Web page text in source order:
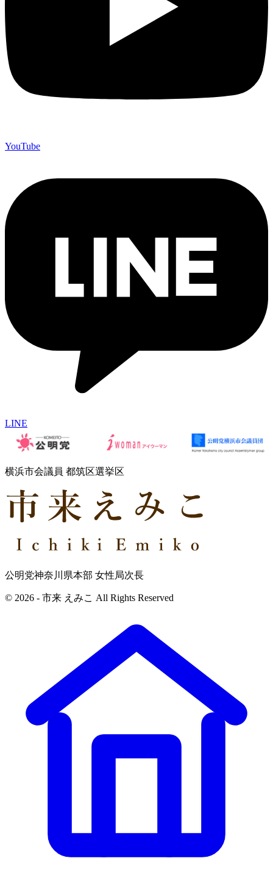
YouTube
LINE
横浜市会議員 都筑区選挙区
公明党神奈川県本部 女性局次長
© 2026 - 市来 えみこ All Rights Reserved